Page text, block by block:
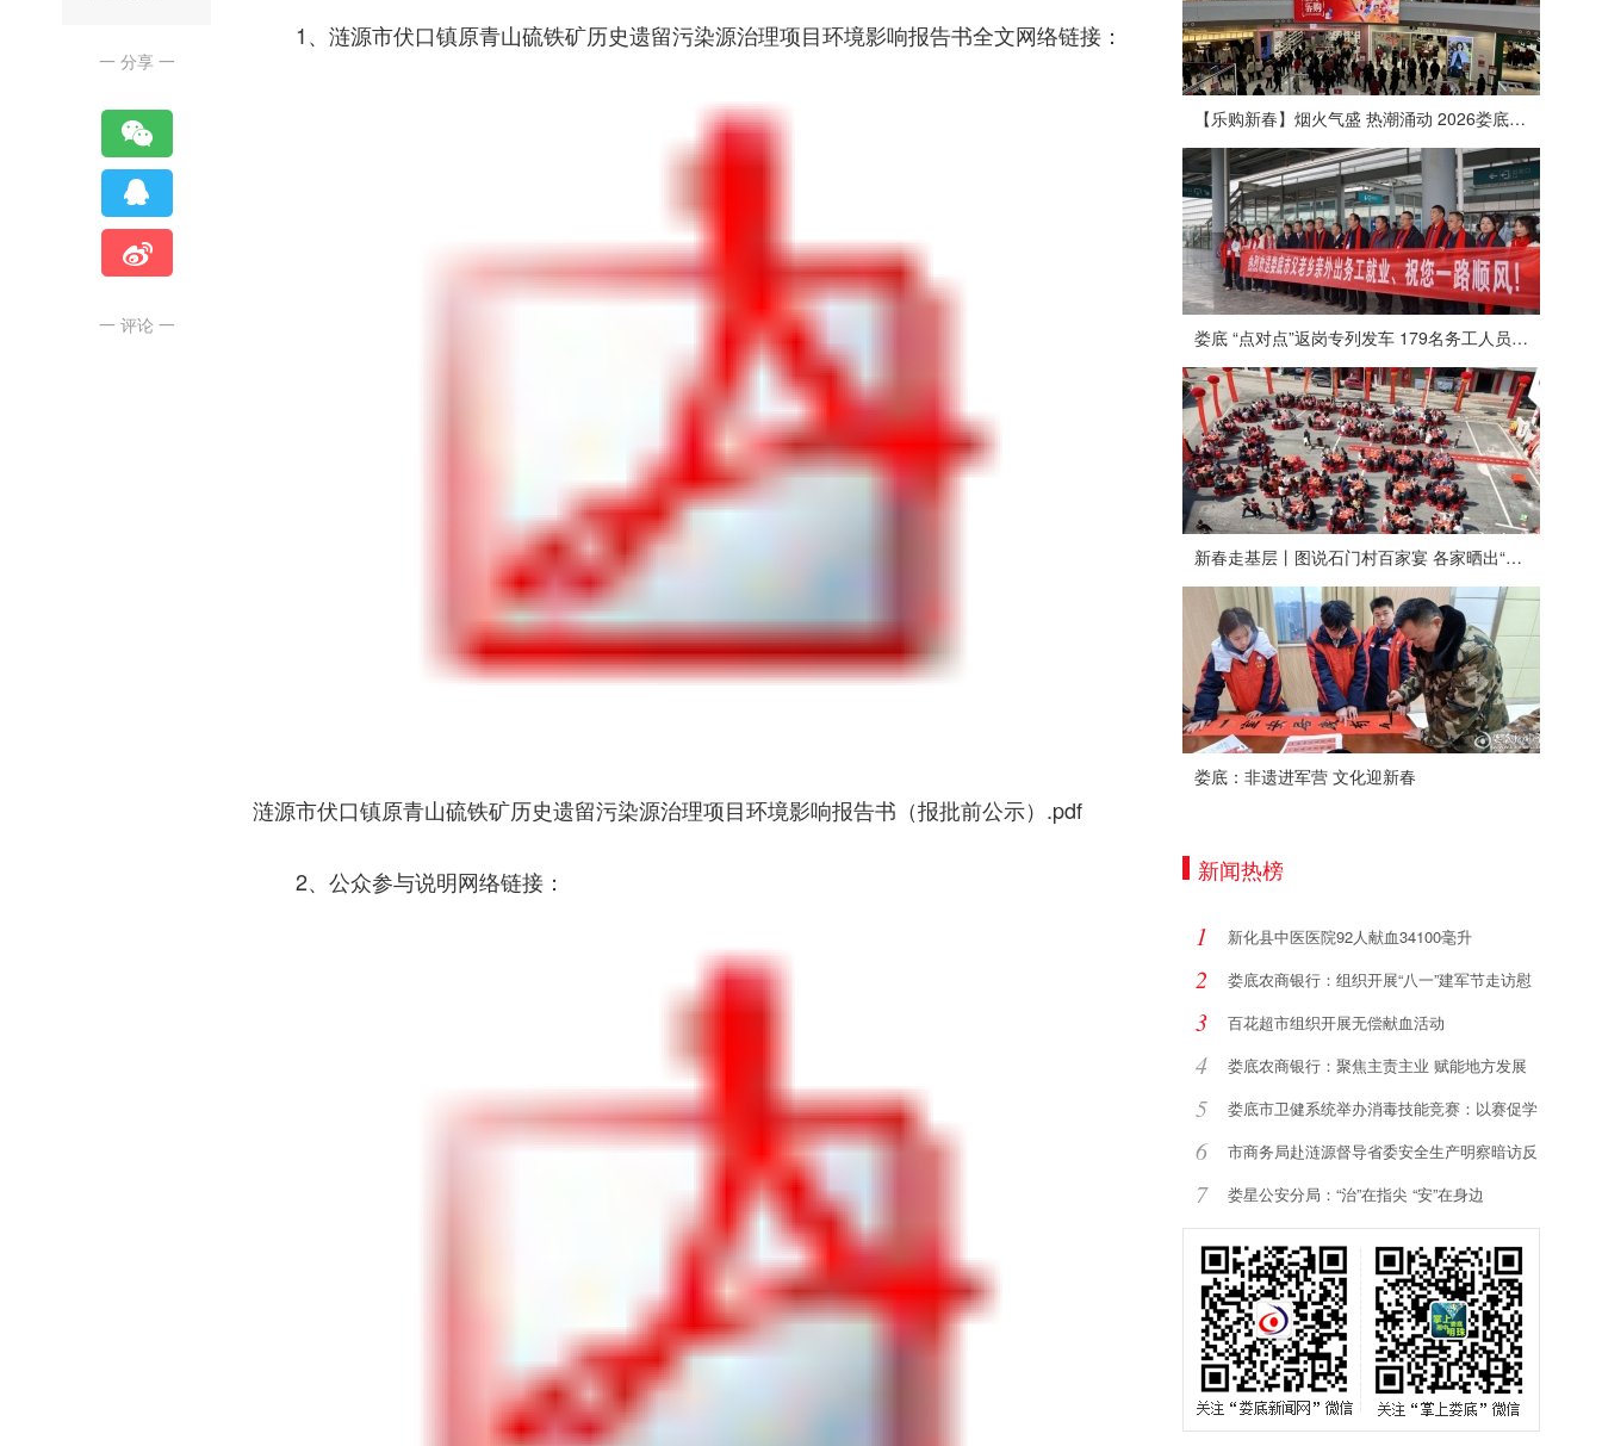
一 分享 一
一 评论 一
1、涟源市伏口镇原青山硫铁矿历史遗留污染源治理项目环境影响报告书全文网络链接：
涟源市伏口镇原青山硫铁矿历史遗留污染源治理项目环境影响报告书（报批前公示）.pdf
2、公众参与说明网络链接：
【乐购新春】烟火气盛 热潮涌动 2026娄底春节消费市场喜迎“开门红”
娄底 “点对点”返岗专列发车 179名务工人员免费赴沪
新春走基层丨图说石门村百家宴 各家晒出“拿手菜”
娄底：非遗进军营 文化迎新春
新闻热榜
1 新化县中医医院92人献血34100毫升
2 娄底农商银行：组织开展“八一”建军节走访慰
3 百花超市组织开展无偿献血活动
4 娄底农商银行：聚焦主责主业 赋能地方发展
5
娄底市卫健系统举办消毒技能竞赛：以赛促学
6
市商务局赴涟源督导省委安全生产明察暗访反
馈7 娄星公安分局：“治”在指尖 “安”在身边